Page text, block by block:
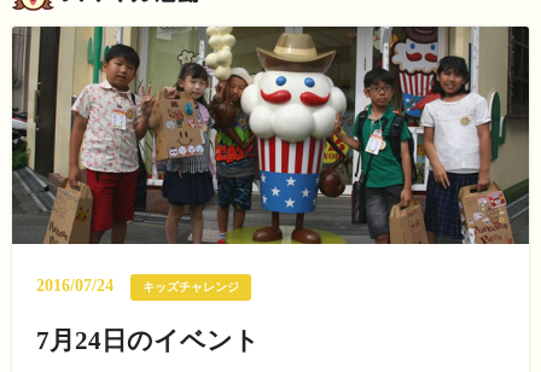
2016/07/24 キッズチャレンジ
7月24日のイベント